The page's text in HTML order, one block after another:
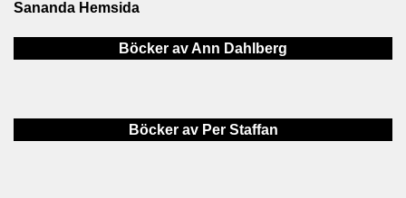
Sananda Hemsida
Böcker av Ann Dahlberg
Böcker av Per Staffan